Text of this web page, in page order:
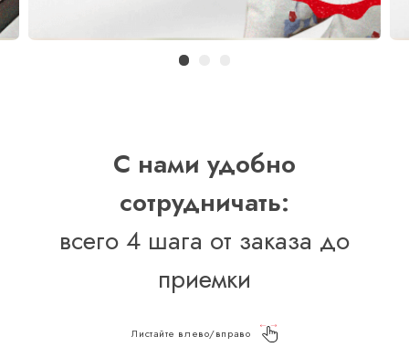
С нами удобно
сотрудничать:
всего 4 шага от заказа до
приемки
Листайте влево/вправо